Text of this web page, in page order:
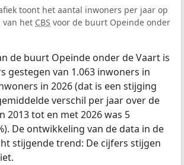
toont het aantal inwoners per jaar op
van het CBS voor de buurt Opeinde onder
de buurt Opeinde onder de Vaart is
gestegen van 1.063 inwoners in
in 2026 (dat is een stijging
verschil per jaar over de
2013 tot en met 2026 was 5
De ontwikkeling van de data in de
stijgende trend: De cijfers stijgen